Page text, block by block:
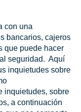
con una
bancarios, cajeros
que puede hacer
seguridad. Aquí
inquietudes sobre
inquietudes, sobre
a continuación